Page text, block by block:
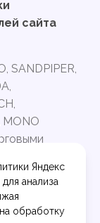
сайта
SANDPIPER,
MONO
связан с
Яндекс
анализа
обработку